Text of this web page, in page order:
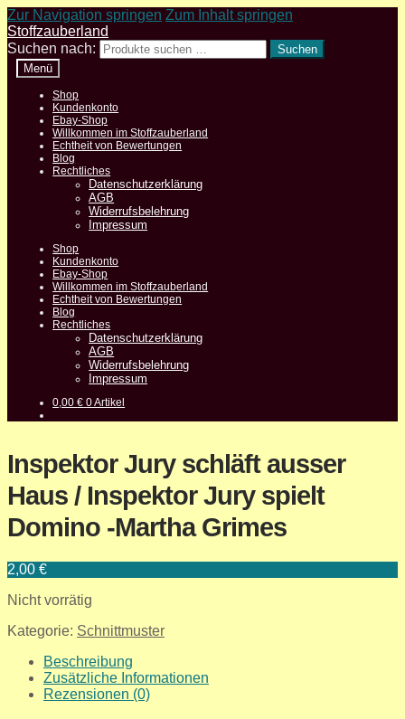
Zur Navigation springen Zum Inhalt springen
Stoffzauberland
Suchen nach:
Suchen
Menü
Shop
Kundenkonto
Ebay-Shop
Willkommen im Stoffzauberland
Echtheit von Bewertungen
Blog
Rechtliches
Datenschutzerklärung
AGB
Widerrufsbelehrung
Impressum
Shop
Kundenkonto
Ebay-Shop
Willkommen im Stoffzauberland
Echtheit von Bewertungen
Blog
Rechtliches
Datenschutzerklärung
AGB
Widerrufsbelehrung
Impressum
0,00€ 0 Artikel
Inspektor Jury schläft ausser
Haus / Inspektor Jury spielt
Domino -Martha Grimes
2,00 €
Nicht vorrätig
Kategorie: Schnittmuster
Beschreibung
Zusätzliche Informationen
Rezensionen (0)